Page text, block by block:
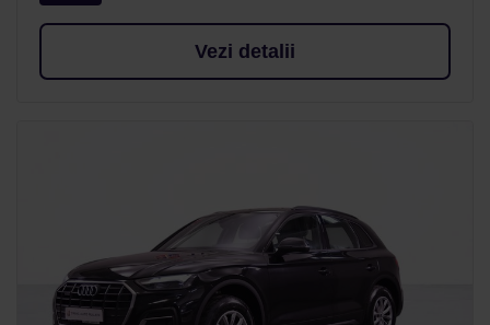
Vezi detalii